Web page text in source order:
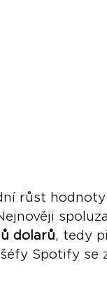
růst
dolarů, tedy
Spotify se